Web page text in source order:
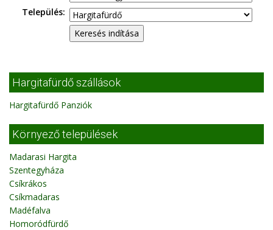
Település:
Hargitafürdő szállások
Hargitafürdő Panziók
Környező települések
Madarasi Hargita
Szentegyháza
Csíkrákos
Csíkmadaras
Madéfalva
Homoródfürdő